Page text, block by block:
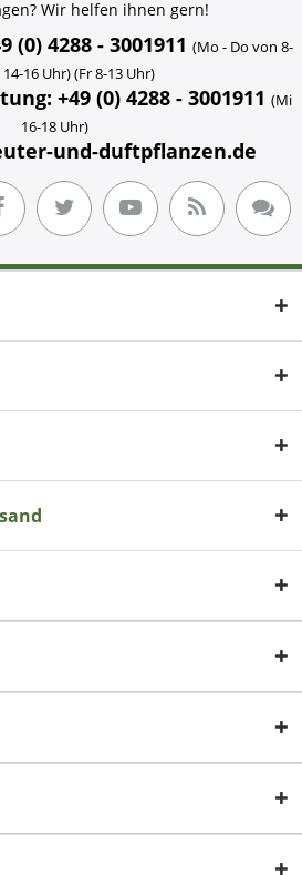
Wir helfen ihnen gern!
4288 - 3001911 (Mo - Do von 8-
16 Uhr) (Fr 8-13 Uhr)
+49 (0) 4288 - 3001911 (Mi
16-18 Uhr)
und-duftpflanzen.de